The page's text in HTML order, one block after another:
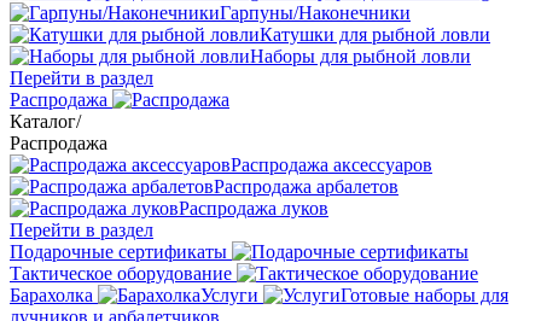
Гарпуны/Наконечники
Катушки для рыбной ловли
Наборы для рыбной ловли
Перейти в раздел
Распродажа
Каталог/
Распродажа
Распродажа аксессуаров
Распродажа арбалетов
Распродажа луков
Перейти в раздел
Подарочные сертификаты
Тактическое оборудование
Барахолка
Услуги
Готовые наборы для
лучников и арбалетчиков